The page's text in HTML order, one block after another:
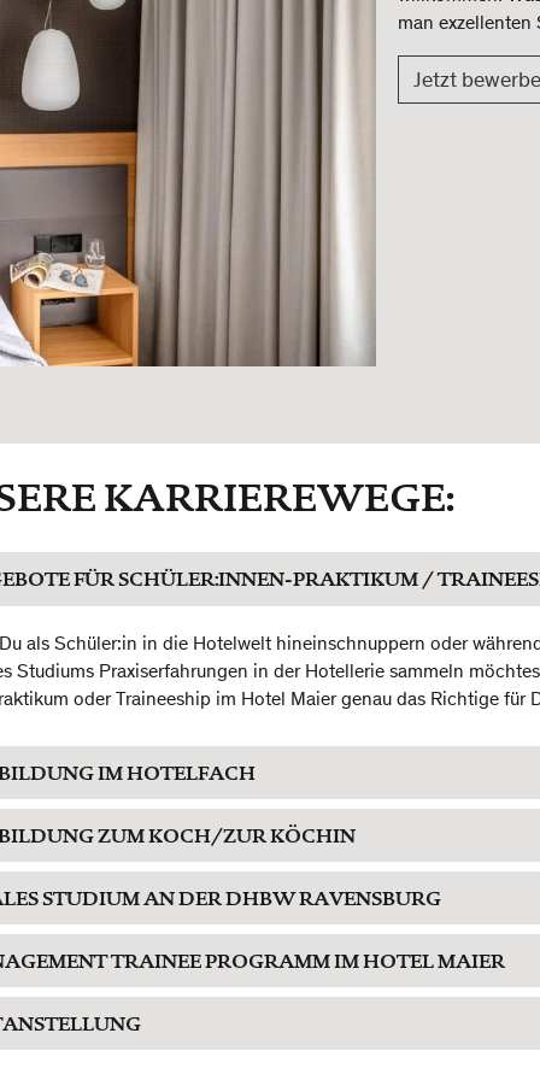
man exzellenten
Jetzt
KARRIEREWEGE:
FÜR SCHÜLER:INNEN-PRAKTIKUM /
als Schüler:in in die Hotelwelt hineinschnuppern oder
Studiums Praxiserfahrungen in der Hotellerie sammeln
oder Traineeship im Hotel Maier genau das Richtige für
IM HOTELFACH
ZUM KOCH/ZUR KÖCHIN
STUDIUM AN DER DHBW RAVENSBURG
TRAINEE PROGRAMM IM HOTEL MAIER